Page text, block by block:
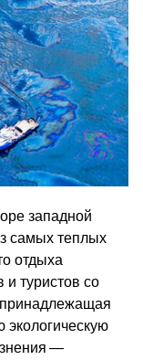
западной
самых теплых
отдыха
и туристов со
принадлежащая
—